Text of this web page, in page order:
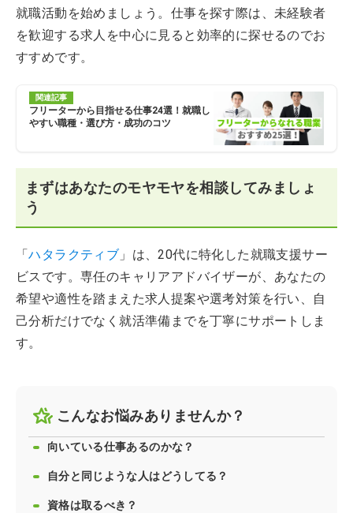
就職活動を始めましょう。仕事を探す際は、未経験者
を歓迎する求人を中心に見ると効率的に探せるのでお
すすめです。
関連記事
フリーターから目指せる仕事24選！就職し
やすい職種・選び方・成功のコツ
まずはあなたのモヤモヤを相談してみましょ
う
「ハタラクティブ 」は、20代に特化した就職支援サー
ビスです。専任のキャリアアドバイザーが、あなたの
希望や適性を踏まえた求人提案や選考対策を行い、自
己分析だけでなく就活準備までを丁寧にサポートしま
す。
こんなお悩みありませんか？
向いている仕事あるのかな？
自分と同じような人はどうしてる？
資格は取るべき？